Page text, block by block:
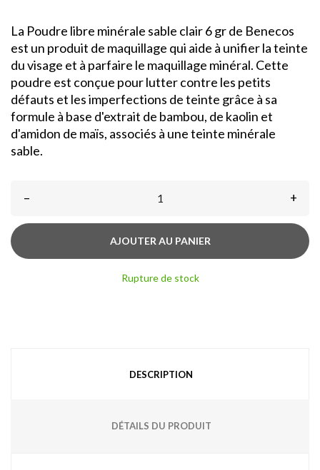
La Poudre libre minérale sable clair 6 gr de Benecos
est un produit de maquillage qui aide à unifier la teinte
du visage et à parfaire le maquillage minéral. Cette
poudre est conçue pour lutter contre les petits
défauts et les imperfections de teinte grâce à sa
formule à base d'extrait de bambou, de kaolin et
d'amidon de maïs, associés à une teinte minérale
sable.
– +
AJOUTER AU PANIER
Rupture de stock
DESCRIPTION
DÉTAILS DU PRODUIT